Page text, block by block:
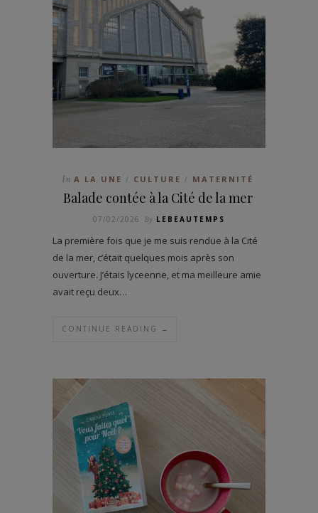
In A LA UNE / CULTURE / MATERNITÉ
Balade contée à la Cité de la mer
07/02/2026 By LEBEAUTEMPS
La première fois que je me suis rendue à la Cité
de la mer, c’était quelques mois après son
ouverture. J’étais lyceenne, et ma meilleure amie
avait reçu deux…
CONTINUE READING →